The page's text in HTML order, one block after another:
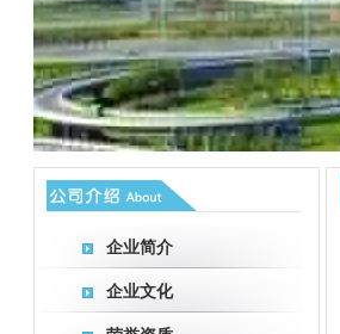
企业简介
企业文化